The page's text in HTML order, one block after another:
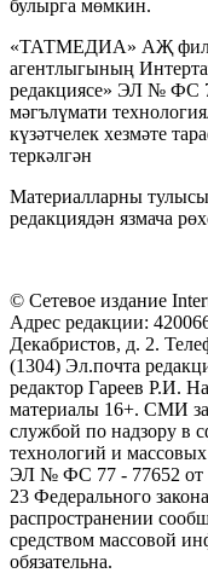
булырга мөмкин.
«ТАТМЕДИА» АҖ
агентлыгының
редакциясе» ЭЛ № ФС
мәгълүмати
күзәтчелек хезмәте
теркәлгән
Материалларны
редакциядән язмача
© Сетевое издание
Адрес редакции:
Декабристов, д. 2.
(1304) Эл.почта
редактор Гареев Р.И.
материалы 16+. СМИ
службой по надзору в
технологий и
ЭЛ № ФС 77 - 77652 от
23 Федерального
распространении
средством массовой
обязательна.